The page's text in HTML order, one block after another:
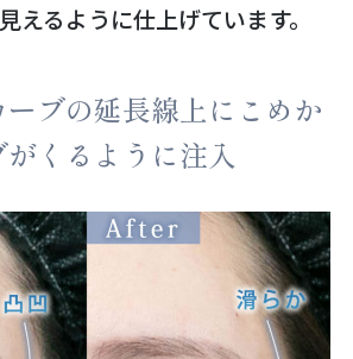
えるように仕上げています。
ブの延長線上にこめか
くるように注入